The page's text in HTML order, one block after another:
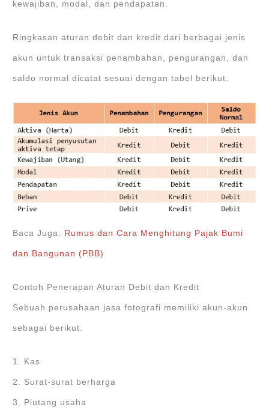
kewajiban, modal, dan pendapatan.
Ringkasan aturan debit dan kredit dari berbagai jenis
akun untuk transaksi penambahan, pengurangan, dan
saldo normal dicatat sesuai dengan tabel berikut.
Baca Juga: Rumus dan Cara Menghitung Pajak Bumi
dan Bangunan (PBB)
Contoh Penerapan Aturan Debit dan Kredit
Sebuah perusahaan jasa fotografi memiliki akun-akun
sebagai berikut.
1. Kas
2. Surat-surat berharga
3. Piutang usaha